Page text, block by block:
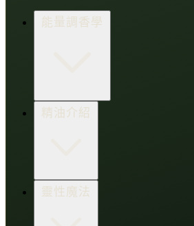
能量調香學
香氛調頻術
生活點子王
精油介紹
木質類
靈性魔法